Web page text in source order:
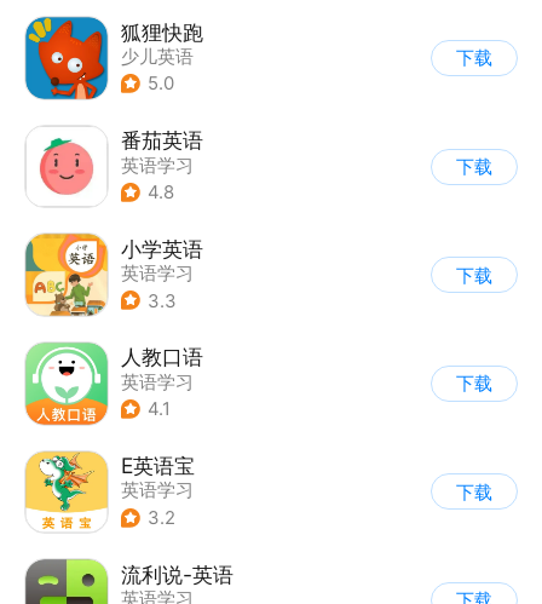
狐狸快跑
少儿英语
5.0
下载
番茄英语
英语学习
4.8
下载
小学英语
英语学习
3.3
下载
人教口语
英语学习
4.1
下载
E英语宝
英语学习
3.2
下载
流利说-英语
英语学习